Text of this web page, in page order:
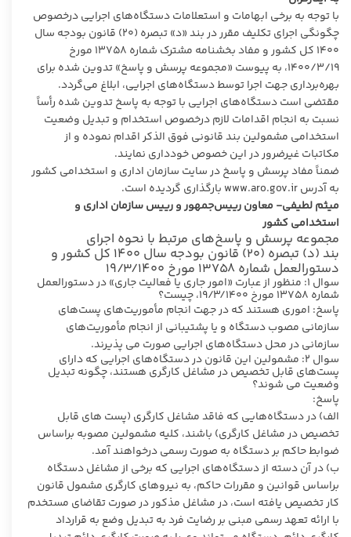
با توجه به برخی ابهامات و استعلامات دستگاه‌های اجرایی درخصوص
چگونگی اجرای تکلیف مقرر در بند «د» تبصره (۲۰) قانون بودجه سال
۱۴۰۰ کل کشور و مفاد بخشنامه مشترک شماره ۱۳۷۵۸ مورخ
۱۹‏/۳‏/۱۴۰۰، به پیوست «مجموعه پرسش و پاسخ» تدوین شده برای
بهره‌برداری جهت اجرا توسط دستگاه‌های اجرایی، ابلاغ می‌گردد.
مقتضی است دستگاه‌های اجرایی با توجه به پاسخ تدوین شده رأساً
نسبت به انجام اقدامات لازم درخصوص استخدام و تبدیل وضعیت
استخدامی مشمولین بند قانونی فوق الذکر اقدام نموده و از
مکاتبات غیرضرور در این خصوص خودداری نمایند.
ضمناً مفاد پرسش و پاسخ در سایت سازمان اداری و استخدامی کشور
به آدرس www.aro.gov.ir بارگذاری گردیده است.
میثم لطیفی- معاون رییس‌جمهور و رییس سازمان اداری و
استخدامی کشور
مجموعه پرسش و پاسخ‌های مرتبط با نحوه اجرای
بند (د) تبصره (۲۰) قانون بودجه سال ۱۴۰۰ کل کشور و
دستورالعمل شماره ۱۳۷۵۸ مورخ ۱۹/۳/۱۴۰۰
سوال ۱: منظور از عبارت «امور جاری یا فعالیت جاری» در دستورالعمل
شماره ۱۳۷۵۸ مورخ ۱۹/۳/۱۴۰۰، چیست؟
پاسخ: اموری هستند که در جهت انجام مأموریت‌های پست‌های
سازمانی مصوب دستگاه و یا پشتیبانی از انجام مأموریت‌های
سازمانی در محل دستگاه‌های اجرایی صورت می پذیرند.
سوال ۲: مشمولین این قانون در دستگاه‌های اجرایی که دارای
پست‌های قابل تخصیص در مشاغل کارگری هستند، چگونه تبدیل
وضعیت می شوند؟
پاسخ:
الف) در دستگاه‌هایی که فاقد مشاغل کارگری (پست های قابل
تخصیص در مشاغل کارگری) باشند، کلیه مشمولین مصوبه براساس
ضوابط حاکم بر دستگاه به صورت رسمی درخواهند آمد.
ب) در آن دسته از دستگاه‌های اجرایی که برخی از مشاغل دستگاه
براساس قوانین و مقررات حاکم، به نیروهای کارگری مشمول قانون
کار تخصیص یافته است، در مشاغل مذکور در صورت تقاضای مستخدم
با ارائه تعهد رسمی مبنی بر رضایت فرد به تبدیل وضع به قرارداد